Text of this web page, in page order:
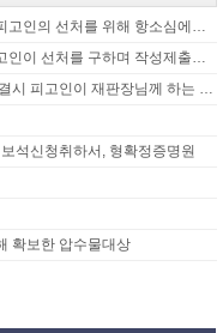
석신청취하서, 형확정증명원
확보한 압수물대상